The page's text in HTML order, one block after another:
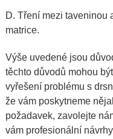
D. Tření mezi taveninou
matrice.
Výše uvedené jsou
těchto důvodů mohou
vyřešení problému s
že vám poskytneme
požadavek, zavolejte
vám profesionální